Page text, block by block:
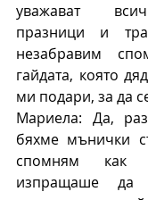
уважават
празници и
незабравим
гайдата, която
ми подари, за да
Мариела: Да,
бяхме мънички
спомням
изпращаше да